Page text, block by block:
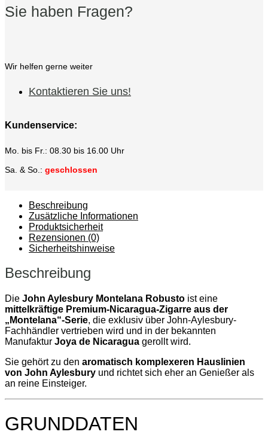
Sie haben Fragen?
Wir helfen gerne weiter
Kontaktieren Sie uns!
Kundenservice:
Mo. bis Fr.: 08.30 bis 16.00 Uhr
Sa. & So.: geschlossen
Beschreibung
Zusätzliche Informationen
Produktsicherheit
Rezensionen (0)
Sicherheitshinweise
Beschreibung
Die John Aylesbury Montelana Robusto ist eine
mittelkräftige Premium-Nicaragua-Zigarre aus der
„Montelana“-Serie, die exklusiv über John-Aylesbury-
Fachhändler vertrieben wird und in der bekannten
Manufaktur Joya de Nicaragua gerollt wird.
Sie gehört zu den aromatisch komplexeren Hauslinien
von John Aylesbury und richtet sich eher an Genießer als
an reine Einsteiger.
GRUNDDATEN